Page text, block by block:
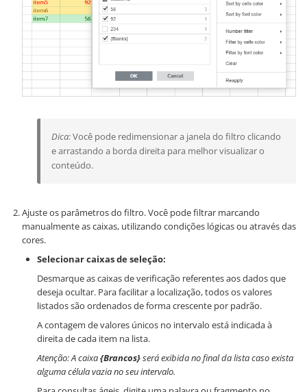
Dica:Você pode redimensionar a janela do filtro clicando
e arrastando a borda direita para melhor visualizar o
conteúdo.
Ajuste os parâmetros do filtro. Você pode filtrar marcando
manualmente as caixas, utilizando condições lógicas ou através das
cores.
Selecionar caixas de seleção:
Desmarque as caixas de verificação referentes aos dados que
deseja ocultar. Para facilitar a localização, todos os valores
listados são ordenados de forma crescente por padrão.
A contagem de valores únicos no intervalo está indicada à
direita de cada item na lista.
Atenção: A caixa{Brancos}será exibida no final da lista caso exista
alguma célula vazia no seu intervalo.